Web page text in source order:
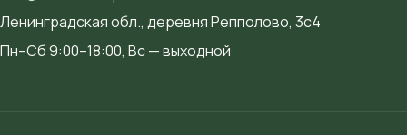
Ленинградская обл., деревня Репполово, 3с4
Пн–Сб 9:00–18:00, Вс — выходной